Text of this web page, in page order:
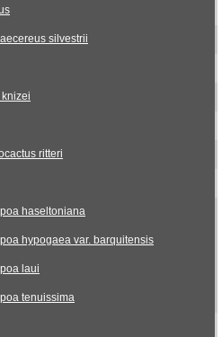
silvestrii
ritteri
haseltoniana
hypogaea var. barquitensis
laui
tenuissima